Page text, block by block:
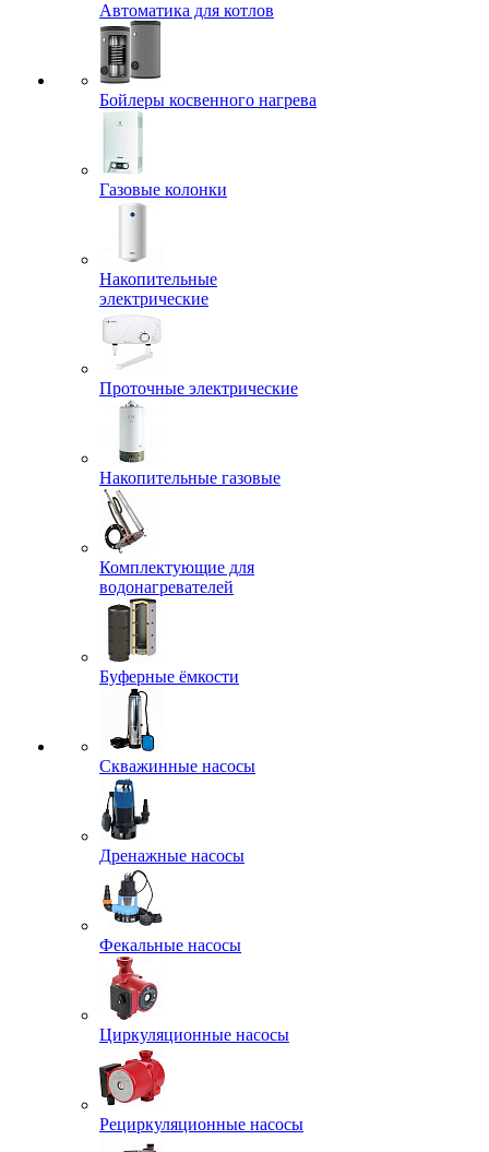
Автоматика для котлов
Бойлеры косвенного нагрева
Газовые колонки
Накопительные
электрические
Проточные электрические
Накопительные газовые
Комплектующие для
водонагревателей
Буферные ёмкости
Скважинные насосы
Дренажные насосы
Фекальные насосы
Циркуляционные насосы
Рециркуляционные насосы